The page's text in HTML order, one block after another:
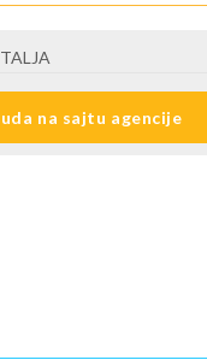
prema opisu -
na destinaciji, plaćaju
na sajtu agencije